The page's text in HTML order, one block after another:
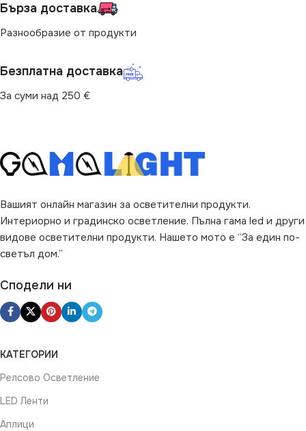
Бърза доставка
Разнообразие от продукти
Безплатна доставка
За суми над 250 €
Вашият онлайн магазин за осветителни продукти.
Интериорно и градинско осветление. Пълна гама led и други
видове осветителни продукти. Нашето мото е “За един по-
светъл дом.”
Сподели ни
КАТЕГОРИИ
Релсово Осветление
LED Ленти
Аплици